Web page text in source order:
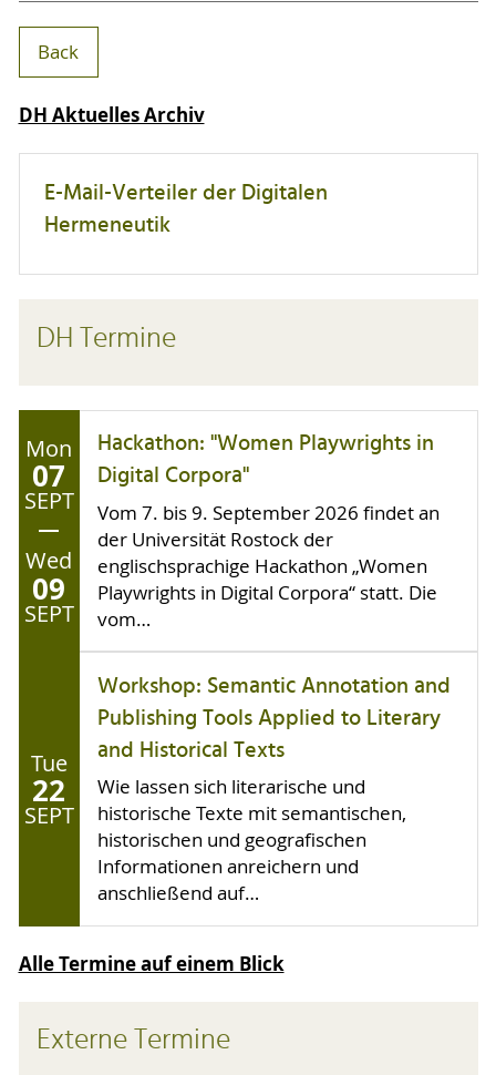
Back
DH Aktuelles Archiv
E-Mail-Verteiler der Digitalen
Hermeneutik
DH Termine
Mon
07
SEPT
Wed
09
SEPT
Hackathon: "Women Playwrights in
Digital Corpora"
Vom 7. bis 9. September 2026 findet an
der Universität Rostock der
englischsprachige Hackathon „Women
Playwrights in Digital Corpora“ statt. Die
vom…
Tue
22
SEPT
Workshop: Semantic Annotation and
Publishing Tools Applied to Literary
and Historical Texts
Wie lassen sich literarische und
historische Texte mit semantischen,
historischen und geografischen
Informationen anreichern und
anschließend auf…
Alle Termine auf einem Blick
Externe Termine